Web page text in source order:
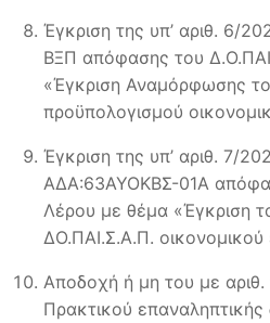
Έγκριση της υπ’ αριθ. 6/
ΒΞΠ απόφασης του
«Έγκριση Αναμόρφωσης
προϋπολογισμού
Έγκριση της υπ’ αριθ. 7/
ΑΔΑ:63ΑΥΟΚΒΣ-01Α
Λέρου με θέμα «Έγκριση
ΔΟ.ΠΑΙ.Σ.Α.Π.
Αποδοχή ή μη του με
Πρακτικού επαναληπτικής